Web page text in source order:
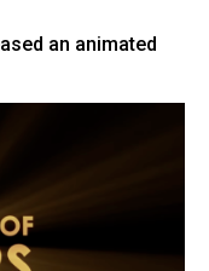
an animated